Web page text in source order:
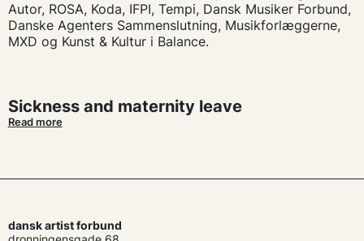
Autor, ROSA, Koda, IFPI, Tempi, Dansk Musiker Forbund,
Danske Agenters Sammenslutning, Musikforlæggerne,
MXD og Kunst & Kultur i Balance.
Sickness and maternity leave
Read more
dansk artist forbund